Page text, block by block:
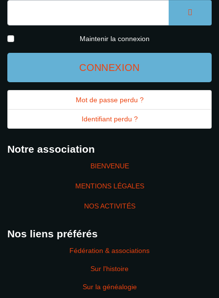
Maintenir la connexion
CONNEXION
Mot de passe perdu ?
Identifiant perdu ?
Notre association
BIENVENUE
MENTIONS LÉGALES
NOS ACTIVITÉS
Nos liens préférés
Fédération & associations
Sur l'histoire
Sur la généalogie